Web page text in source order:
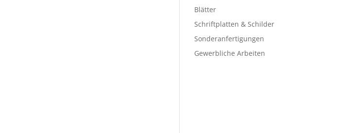
Blätter
Schriftplatten & Schilder
Sonderanfertigungen
Gewerbliche Arbeiten